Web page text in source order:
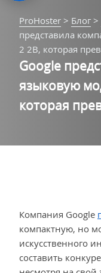
ProHoster > Блог >
представила
2 2B, которая
Google
языковую
которая
Компания Google
компактную, но
искусственного
составить